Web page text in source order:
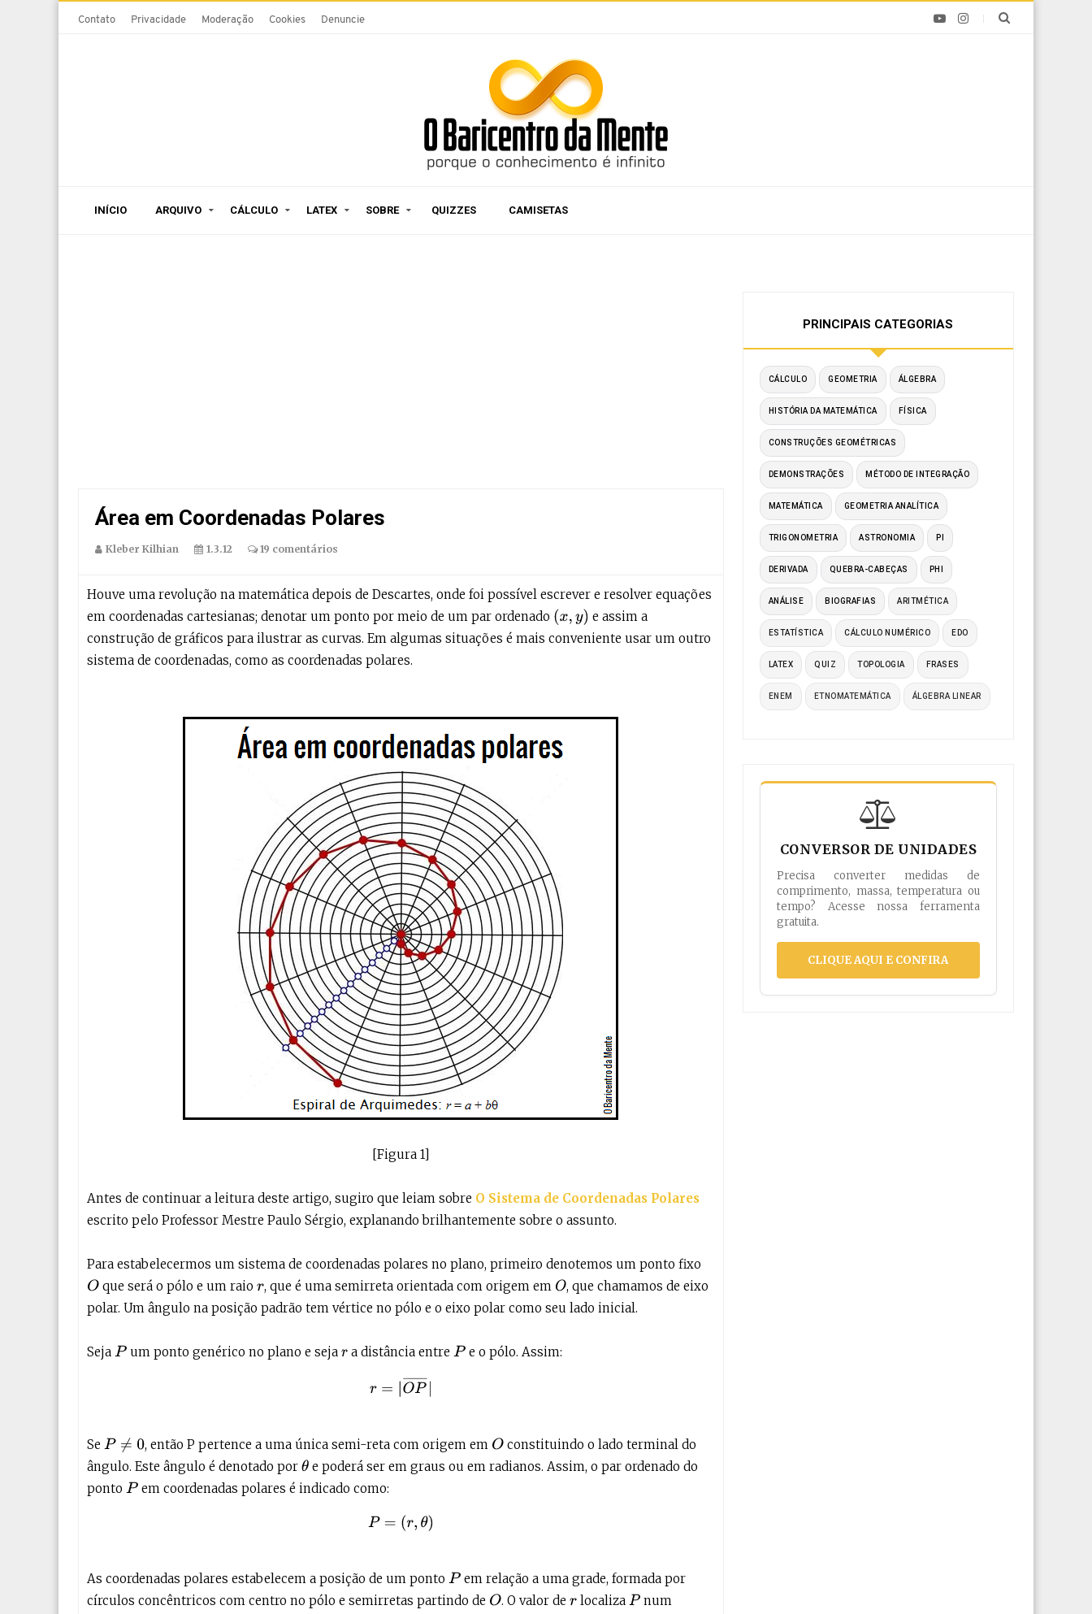
Contato Privacidade Moderação Cookies Denuncie
INÍCIO ARQUIVO CÁLCULO LATEX SOBRE QUIZZES CAMISETAS
Área em Coordenadas Polares
Kleber Kilhian 1.3.12 19 comentários
Houve uma revolução na matemática depois de Descartes, onde foi possível escrever e resolver equações
em coordenadas cartesianas; denotar um ponto por meio de um par ordenado (x,y )
e assim a
construção de gráficos para ilustrar as curvas. Em algumas situações é mais conveniente usar um outro
sistema de coordenadas, como as coordenadas polares.
[Figura 1]
Antes de continuar a leitura deste artigo, sugiro que leiam sobre O Sistema de Coordenadas Polares
escrito pelo Professor Mestre Paulo Sérgio, explanando brilhantemente sobre o assunto.
Para estabelecermos um sistema de coordenadas polares no plano, primeiro denotemos um ponto fixo
Oque será o pólo e um raio r, que é uma semirreta orientada com origem em O, que chamamos de eixo
polar. Um ângulo na posição padrão tem vértice no pólo e o eixo polar como seu lado inicial.
Seja P um ponto genérico no plano e seja r a distância entreP e o pólo. Assim:
r=| OP¯|
Se P≠0 , então P pertence a uma única semi-reta com origem em Oconstituindo o lado terminal do
ângulo. Este ângulo é denotado por θ e poderá ser em graus ou em radianos. Assim, o par ordenado do
ponto P em coordenadas polares é indicado como:
P= r,θ)
As coordenadas polares estabelecem a posição de um ponto P em relação a uma grade, formada por
círculos concêntricos com centro no pólo e semirretas partindo de O. O valor de rlocaliza P num
PRINCIPAIS CATEGORIAS
CÁLCULO GEOMETRIA ÁLGEBRA
HISTÓRIA DA MATEMÁTICA FÍSICA
CONSTRUÇÕES GEOMÉTRICAS
DEMONSTRAÇÕES MÉTODO DE INTEGRAÇÃO
MATEMÁTICA GEOMETRIA ANALÍTICA
TRIGONOMETRIA ASTRONOMIA PI
DERIVADA QUEBRA-CABEÇAS PHI
ANÁLISE BIOGRAFIAS ARITMÉTICA
ESTATÍSTICA CÁLCULO NUMÉRICO EDO
LATEX QUIZ TOPOLOGIA FRASES
ENEM ETNOMATEMÁTICA ÁLGEBRA LINEAR
CONVERSOR DE UNIDADES
Precisa converter medidas de
comprimento, massa, temperatura ou
tempo? Acesse nossa ferramenta
gratuita.
CLIQUE AQUI E CONFIRA